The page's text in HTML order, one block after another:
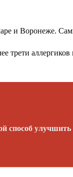
и Воронеже.
способ улучшить